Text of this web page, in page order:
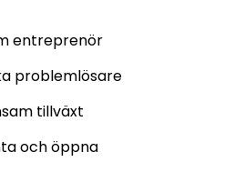
entreprenör
problemlösare
tillväxt
och öppna